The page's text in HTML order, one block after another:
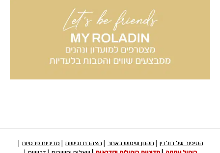
הסיפור של רולדין תקנון שימוש באתר הצהרת נגישות
מדיניות פרטיות